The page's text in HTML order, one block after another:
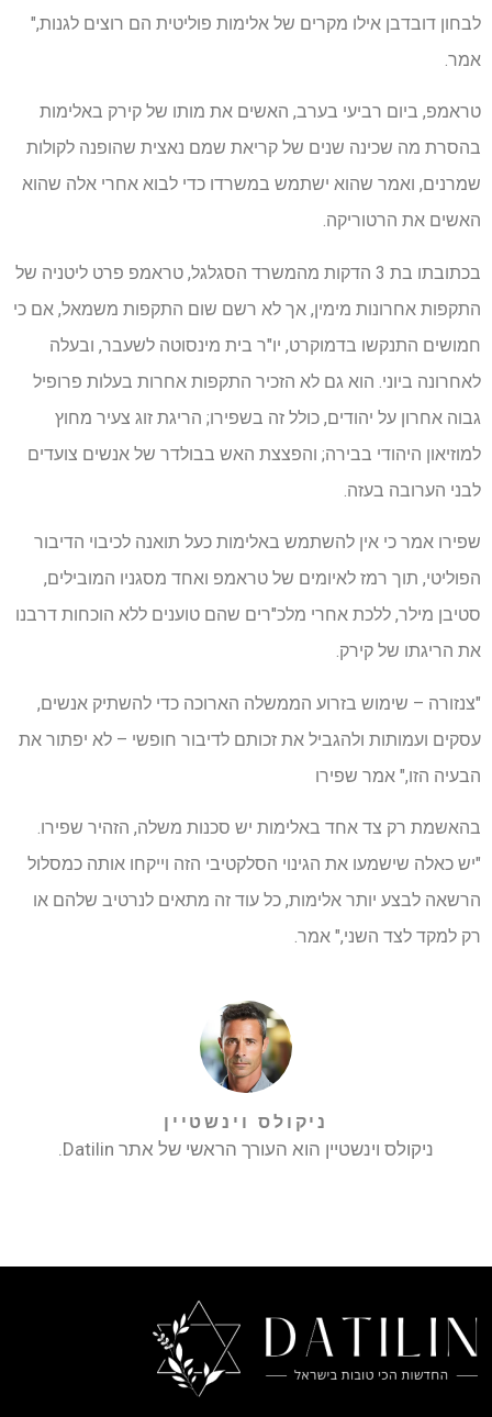
לבחון דובדבן אילו מקרים של אלימות פוליטית הם רוצים לגנות,"
אמר.
טראמפ, ביום רביעי בערב, האשים את מותו של קירק באלימות
בהסרת מה שכינה שנים של קריאת שמם נאצית שהופנה לקולות
שמרנים, ואמר שהוא ישתמש במשרדו כדי לבוא אחרי אלה שהוא
האשים את הרטוריקה.
בכתובתו בת 3 הדקות מהמשרד הסגלגל, טראמפ פרט ליטניה של
התקפות אחרונות מימין, אך לא רשם שום התקפות משמאל, אם כי
חמושים התנקשו בדמוקרט, יו"ר בית מינסוטה לשעבר, ובעלה
לאחרונה ביוני. הוא גם לא הזכיר התקפות אחרות בעלות פרופיל
גבוה אחרון על יהודים, כולל זה בשפירו; הריגת זוג צעיר מחוץ
למוזיאון היהודי בבירה; והפצצת האש בבולדר של אנשים צועדים
לבני הערובה בעזה.
שפירו אמר כי אין להשתמש באלימות כעל תואנה לכיבוי הדיבור
הפוליטי, תוך רמז לאיומים של טראמפ ואחד מסגניו המובילים,
סטיבן מילר, ללכת אחרי מלכ"רים שהם טוענים ללא הוכחות דרבנו
את הריגתו של קירק.
"צנזורה – שימוש בזרוע הממשלה הארוכה כדי להשתיק אנשים,
עסקים ועמותות ולהגביל את זכותם לדיבור חופשי – לא יפתור את
הבעיה הזו," אמר שפירו
בהאשמת רק צד אחד באלימות יש סכנות משלה, הזהיר שפירו.
"יש כאלה שישמעו את הגינוי הסלקטיבי הזה וייקחו אותה כמסלול
הרשאה לבצע יותר אלימות, כל עוד זה מתאים לנרטיב שלהם או
רק למקד לצד השני," אמר.
ניקולס וינשטיין
ניקולס וינשטיין הוא העורך הראשי של אתר Datilin.